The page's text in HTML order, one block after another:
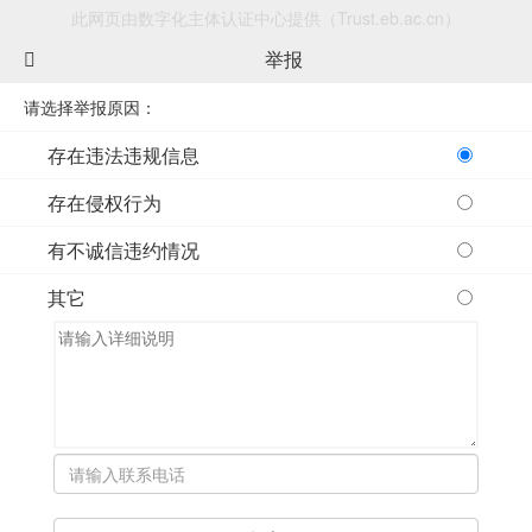
此网页由数字化主体认证中心提供（Trust.eb.ac.cn）
举报
请选择举报原因：
存在违法违规信息
存在侵权行为
有不诚信违约情况
其它